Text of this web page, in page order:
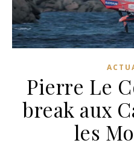
Pierre Le
break aux
les